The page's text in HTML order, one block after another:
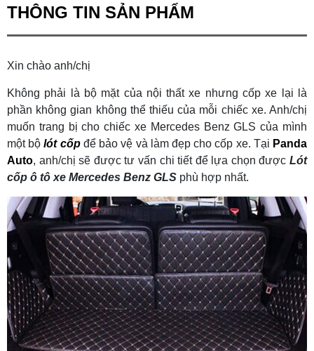
THÔNG TIN SẢN PHẨM
Xin chào anh/chị
Không phải là bộ mặt của nội thất xe nhưng cốp xe lại là
phần không gian không thể thiếu của mỗi chiếc xe. Anh/chị
muốn trang bị cho chiếc xe Mercedes Benz GLS của mình
một bộlót cốpđể bảo vệ và làm đẹp cho cốp xe. Tại Panda
Auto, anh/chị sẽ được tư vấn chi tiết để lựa chọn được Lót
cốp ô tô xe Mercedes Benz GLS phù hợp nhất.